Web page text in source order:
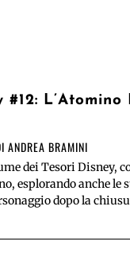
#12:
ANDREA BRAMINI
dei Tesori Disney,
esplorando anche le
dopo la